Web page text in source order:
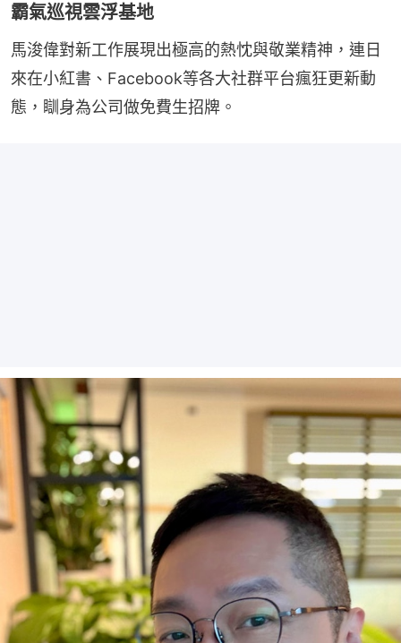
霸氣巡視雲浮基地
馬浚偉對新工作展現出極高的熱忱與敬業精神，連日
來在小紅書、Facebook等各大社群平台瘋狂更新動
態，瞓身為公司做免費生招牌。